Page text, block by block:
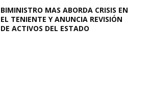
BIMINISTRO MAS ABORDA CRISIS EN
EL TENIENTE Y ANUNCIA REVISIÓN
DE ACTIVOS DEL ESTADO